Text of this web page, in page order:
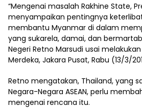
“Mengenai masalah Rakhine State,
menyampaikan pentingnya
membantu Myanmar di dalam
yang sukarela, damai, dan
Negeri Retno Marsudi usai
Merdeka, Jakara Pusat, Rabu (13/3/
Retno mengatakan, Thailand, yang
Negara-Negara ASEAN, perlu
mengenai rencana itu.